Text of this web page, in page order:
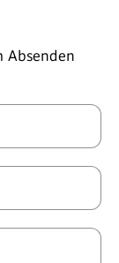
Absenden